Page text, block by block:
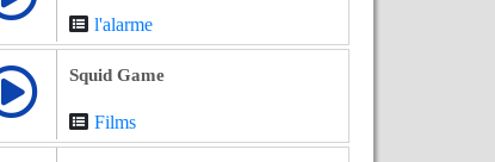
l'alarme
Squid Game
Films